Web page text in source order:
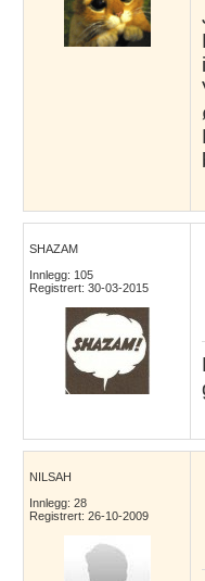
SHAZAM
Innlegg: 105
Registrert: 30-03-2015
NILSAH
Innlegg: 28
Registrert: 26-10-2009